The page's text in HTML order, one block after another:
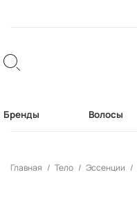
Бренды Волосы
Главная Тело Эссенции